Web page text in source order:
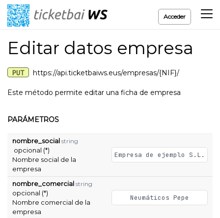
Acceder
Editar datos empresa
PUT https://api.ticketbaiws.eus/empresas/{NIF}/
Este método permite editar una ficha de empresa
PARÁMETROS
nombre_social string
opcional (*)
Nombre social de la
empresa
Empresa de ejemplo S.L.
nombre_comercial string
opcional (*)
Nombre comercial de la
empresa
Neumáticos Pepe